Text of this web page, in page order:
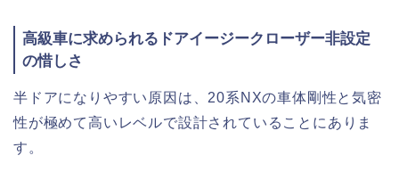
高級車に求められるドアイージークローザー非設定
の惜しさ
半ドアになりやすい原因は、20系NXの車体剛性と気密
性が極めて高いレベルで設計されていることにありま
す。